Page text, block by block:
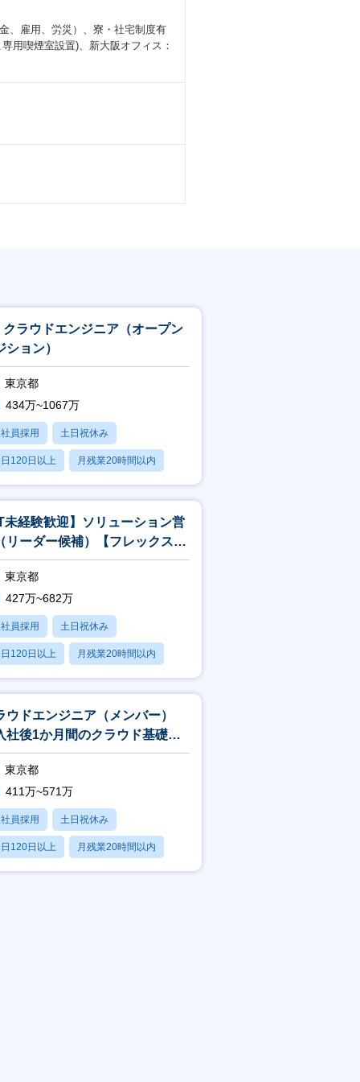
作環境を提供していきますので、
む自動化プロジェクトなど活気あ
スキルを有する
えてキャリア形成をサポート
アを切り拓くことが可能です
いう企業理念に基づき、社員一人ひ
、雇用、労災）、寮・社宅制度有
用喫煙室設置)、新大阪オフィス：
クラウドエンジニア（オープン
ション）
東京都
434万~1067万
員採用 土日祝休み
120日以上 月残業20時間以内
あり
未経験歓迎】ソリューション営
リーダー候補）【フレックス／
ート可／世界30か国に展開】
東京都
427万~682万
員採用 土日祝休み
120日以上 月残業20時間以内
あり
ウドエンジニア（メンバー）
社後1か月間のクラウド基礎研
キャリアプラン優先のアサイ
】
東京都
411万~571万
員採用 土日祝休み
120日以上 月残業20時間以内
あり